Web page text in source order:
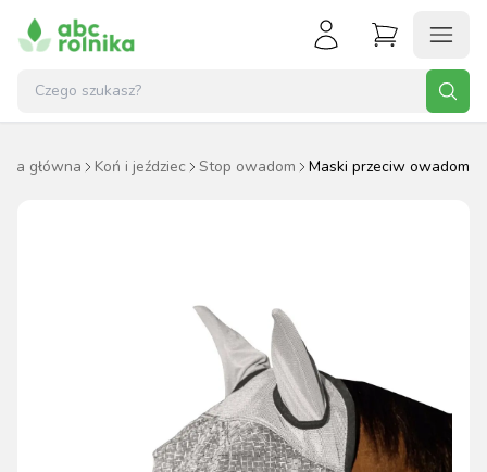
główna Koń i jeździec Stop owadom Maski przeciw owadom